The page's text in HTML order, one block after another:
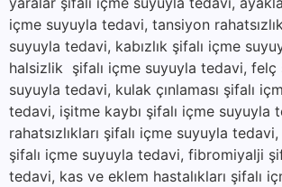
içme suyuyla tedavi, tansiyon
suyuyla tedavi, kabızlık şifalı içme
halsizlik şifalı içme suyuyla tedavi, felç
suyuyla tedavi, kulak çınlaması şifalı
tedavi, işitme kaybı şifalı içme suyuyla
rahatsızlıkları şifalı içme suyuyla
şifalı içme suyuyla tedavi, fibromiyalji
tedavi, kas ve eklem hastalıkları şifalı